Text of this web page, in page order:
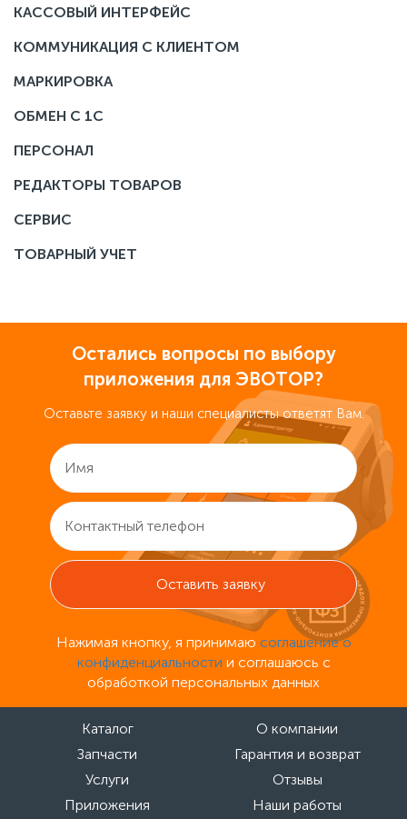
КАССОВЫЙ ИНТЕРФЕЙС
КОММУНИКАЦИЯ С КЛИЕНТОМ
МАРКИРОВКА
ОБМЕН С 1С
ПЕРСОНАЛ
РЕДАКТОРЫ ТОВАРОВ
СЕРВИС
ТОВАРНЫЙ УЧЕТ
Остались вопросы по выбору
приложения для ЭВОТОР?
Оставьте заявку и наши специалисты ответят Вам.
Нажимая кнопку, я принимаю соглашение о
конфиденциальности и соглашаюсь с
обработкой персональных данных
Каталог
О компании
Запчасти
Гарантия и возврат
Услуги
Отзывы
Приложения
Наши работы